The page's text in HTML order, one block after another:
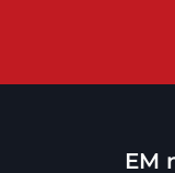
EM